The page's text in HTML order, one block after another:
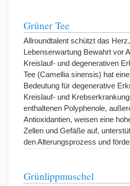
Grüner Tee
Allroundtalent schützt das
Lebenserwartung Bewahrt vor
Kreislauf- und degenerativen
Tee (Camellia sinensis) hat
Bedeutung für degenerative
Kreislauf- und
enthaltenen Polyphenole,
Antioxidantien, weisen eine
Zellen und Gefäße auf,
den Alterungsprozess und
Grünlippmuschel